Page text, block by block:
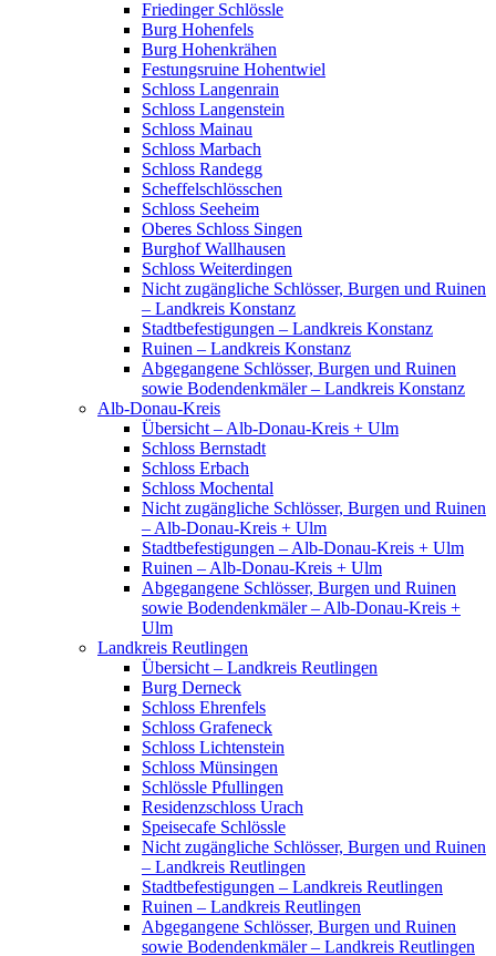
Friedinger Schlössle
Burg Hohenfels
Burg Hohenkrähen
Festungsruine Hohentwiel
Schloss Langenrain
Schloss Langenstein
Schloss Mainau
Schloss Marbach
Schloss Randegg
Scheffelschlösschen
Schloss Seeheim
Oberes Schloss Singen
Burghof Wallhausen
Schloss Weiterdingen
Nicht zugängliche Schlösser, Burgen und Ruinen
– Landkreis Konstanz
Stadtbefestigungen – Landkreis Konstanz
Ruinen – Landkreis Konstanz
Abgegangene Schlösser, Burgen und Ruinen
sowie Bodendenkmäler – Landkreis Konstanz
Alb-Donau-Kreis
Übersicht – Alb-Donau-Kreis + Ulm
Schloss Bernstadt
Schloss Erbach
Schloss Mochental
Nicht zugängliche Schlösser, Burgen und Ruinen
– Alb-Donau-Kreis + Ulm
Stadtbefestigungen – Alb-Donau-Kreis + Ulm
Ruinen – Alb-Donau-Kreis + Ulm
Abgegangene Schlösser, Burgen und Ruinen
sowie Bodendenkmäler – Alb-Donau-Kreis +
Ulm
Landkreis Reutlingen
Übersicht – Landkreis Reutlingen
Burg Derneck
Schloss Ehrenfels
Schloss Grafeneck
Schloss Lichtenstein
Schloss Münsingen
Schlössle Pfullingen
Residenzschloss Urach
Speisecafe Schlössle
Nicht zugängliche Schlösser, Burgen und Ruinen
– Landkreis Reutlingen
Stadtbefestigungen – Landkreis Reutlingen
Ruinen – Landkreis Reutlingen
Abgegangene Schlösser, Burgen und Ruinen
sowie Bodendenkmäler – Landkreis Reutlingen